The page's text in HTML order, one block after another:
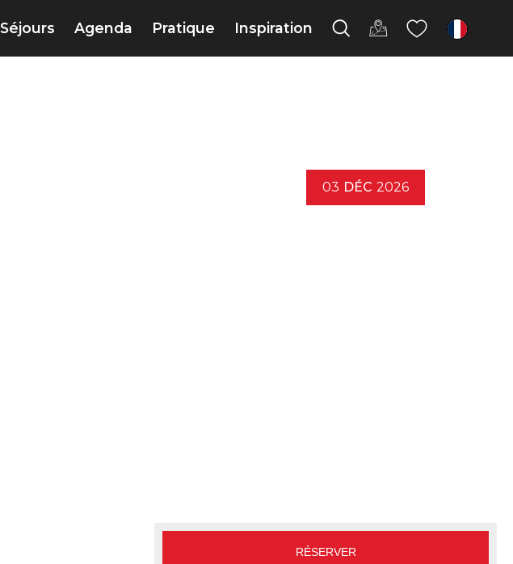
Séjours Agenda Pratique Inspiration fr
03 DÉC 2026
RÉSERVER